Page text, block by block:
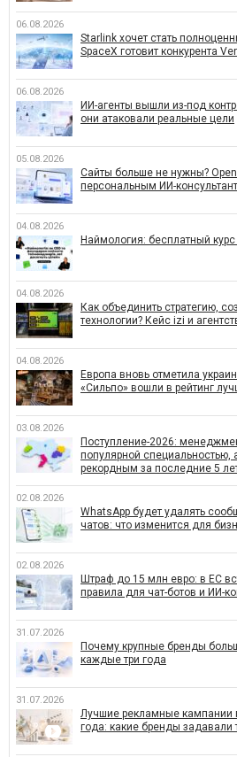
06.08.2026
Starlink хочет стать
SpaceX готовит конкурента
06.08.2026
ИИ-агенты вышли из-под
они атаковали реальные цели
05.08.2026
Сайты больше не нужны?
персональным ИИ-
04.08.2026
Наймология: бесплатный
04.08.2026
Как объединить стратегию,
технологии? Кейс izi и
04.08.2026
Европа вновь отметила
«Сильпо» вошли в рейтинг
03.08.2026
Поступление-2026:
популярной специальностью,
рекордным за последние 5
02.08.2026
WhatsApp будет удалять
чатов: что изменится для
02.08.2026
Штраф до 15 млн евро: в ЕС
правила для чат-ботов и ИИ-
31.07.2026
Почему крупные бренды
каждые три года
31.07.2026
Лучшие рекламные кампании
года: какие бренды задавали